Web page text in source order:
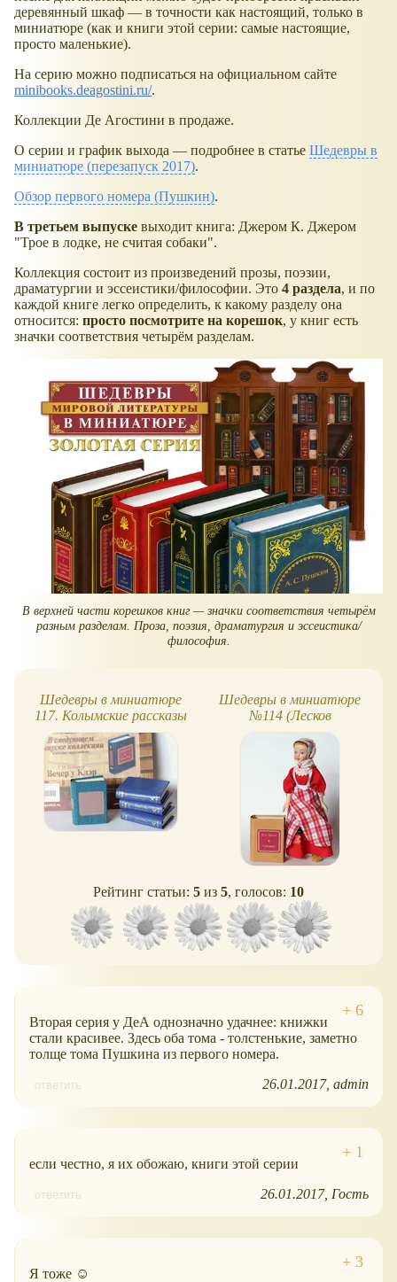
деревянный шкаф — в точности как настоящий, только в
миниатюре (как и книги этой серии: самые настоящие,
просто маленькие).
На серию можно подписаться на официальном сайте
minibooks.deagostini.ru/.
Коллекции Де Агостини в продаже.
О серии и график выхода — подробнее в статье Шедевры в
миниатюре (перезапуск 2017).
Обзор первого номера (Пушкин).
В третьем выпуске выходит книга: Джером К. Джером
"Трое в лодке, не считая собаки".
Коллекция состоит из произведений прозы, поэзии,
драматургии и эссеистики/философии. Это 4 раздела, и по
каждой книге легко определить, к какому разделу она
относится: просто посмотрите на корешок, у книг есть
значки соответствия четырём разделам.
В верхней части корешков книг — значки соответствия четырём
разным разделам. Проза, поэзия, драматургия и эссеистика/
философия.
Шедевры в миниатюре
117. Колымские рассказы
Шедевры в миниатюре
№114 (Лесков
"Соборяне")
Рейтинг статьи: 5 из 5, голосов: 10
Вторая серия у ДеА однозначно удачнее: книжки
стали красивее. Здесь оба тома - толстенькие, заметно
толще тома Пушкина из первого номера.
ответить 26.01.2017 admin
если честно, я их обожаю, книги этой серии
ответить 26.01.2017 Гость
Я тоже ☺